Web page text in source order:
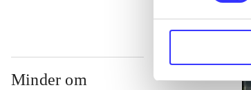
Minder om